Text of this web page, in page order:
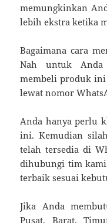
memungkinkan
lebih ekstra ketika
Bagaimana cara
Nah untuk Anda
membeli produk
lewat nomor
Anda hanya perlu
ini. Kemudian
telah tersedia di
dihubungi tim
terbaik sesuai
Jika Anda
Pusat, Barat,